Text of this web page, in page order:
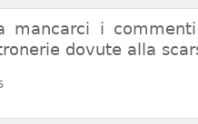
mancarci i
dovute alla